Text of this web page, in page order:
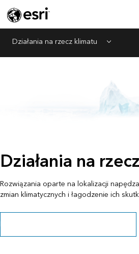
Działania na rzecz klimatu Menu
Działania na
Rozwiązania oparte na lokalizacji
zmian klimatycznych i łagodzenie ich
Pobierz Listę kontrolną dotyczącą klimatu